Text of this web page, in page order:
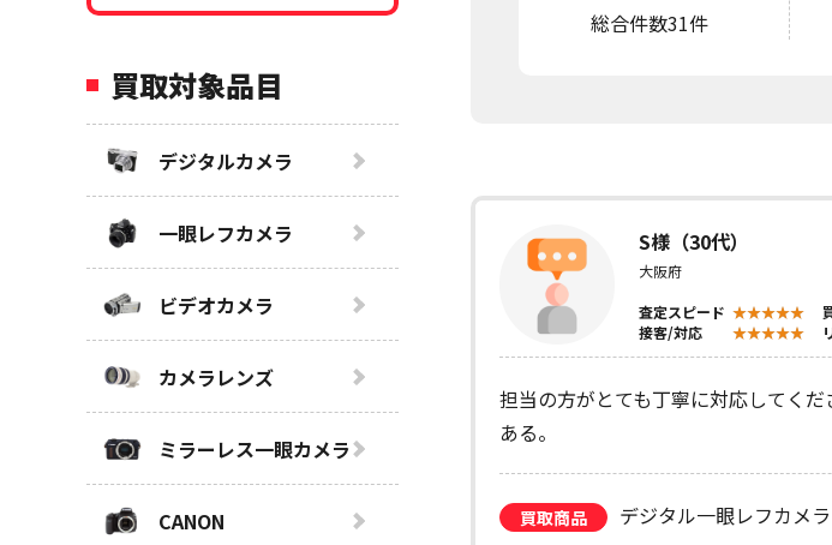
総合件数31件
S様（30代）
大阪府
査定スピード
接客/対応
担当の方がとても丁寧に対応してくだ
ある。
買取商品 デジタル一眼レフカメラ
買取対象品目
デジタルカメラ
一眼レフカメラ
ビデオカメラ
カメラレンズ
ミラーレス一眼カメラ
CANON